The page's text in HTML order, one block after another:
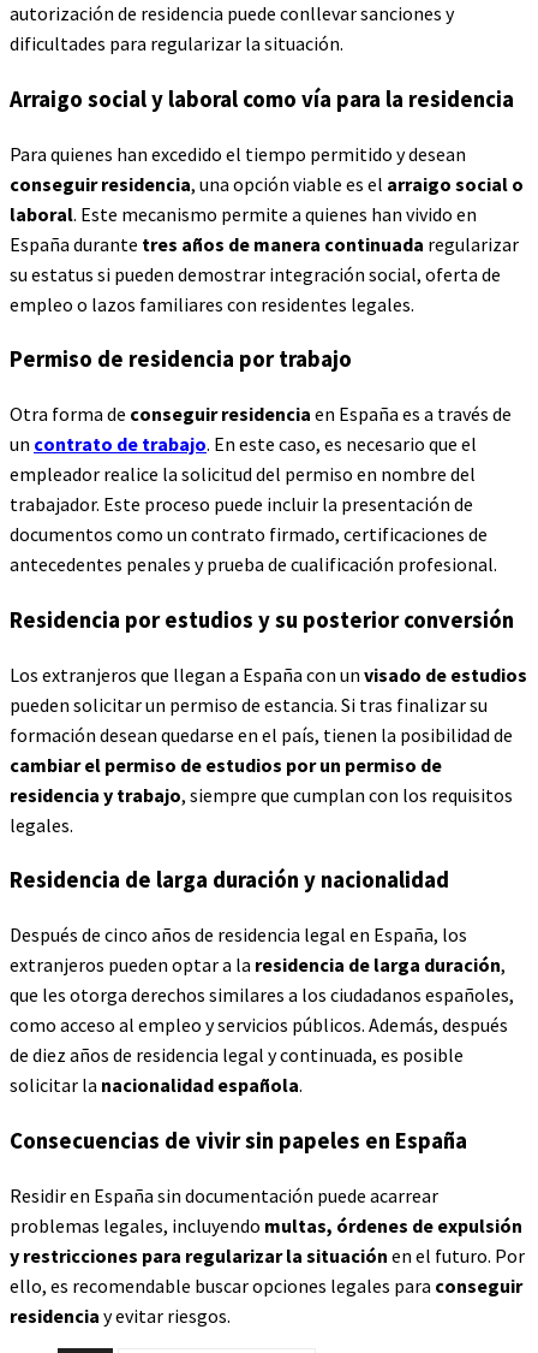
autorización de residencia puede conllevar sanciones y
dificultades para regularizar la situación.
Arraigo social y laboral como vía para la residencia
Para quienes han excedido el tiempo permitido y desean
conseguir residencia, una opción viable es el arraigo social o
laboral. Este mecanismo permite a quienes han vivido en
España durante tres años de manera continuada regularizar
su estatus si pueden demostrar integración social, oferta de
empleo o lazos familiares con residentes legales.
Permiso de residencia por trabajo
Otra forma de conseguir residencia en España es a través de
un contrato de trabajo. En este caso, es necesario que el
empleador realice la solicitud del permiso en nombre del
trabajador. Este proceso puede incluir la presentación de
documentos como un contrato firmado, certificaciones de
antecedentes penales y prueba de cualificación profesional.
Residencia por estudios y su posterior conversión
Los extranjeros que llegan a España con un visado de estudios
pueden solicitar un permiso de estancia. Si tras finalizar su
formación desean quedarse en el país, tienen la posibilidad de
cambiar el permiso de estudios por un permiso de
residencia y trabajo, siempre que cumplan con los requisitos
legales.
Residencia de larga duración y nacionalidad
Después de cinco años de residencia legal en España, los
extranjeros pueden optar a la residencia de larga duración,
que les otorga derechos similares a los ciudadanos españoles,
como acceso al empleo y servicios públicos. Además, después
de diez años de residencia legal y continuada, es posible
solicitar la nacionalidad española.
Consecuencias de vivir sin papeles en España
Residir en España sin documentación puede acarrear
problemas legales, incluyendo multas, órdenes de expulsión
y restricciones para regularizar la situación en el futuro. Por
ello, es recomendable buscar opciones legales para conseguir
residencia y evitar riesgos.